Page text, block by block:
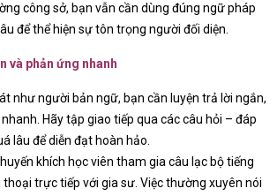
công sở, bạn vẫn cần dùng đúng ngữ pháp
để thể hiện sự tôn trọng người đối diện.
và phản ứng nhanh
như người bản ngữ, bạn cần luyện trả lời ngắn,
Hãy tập giao tiếp qua các câu hỏi – đáp
lâu để diễn đạt hoàn hảo.
khích học viên tham gia câu lạc bộ tiếng
thoại trực tiếp với gia sư. Việc thường xuyên nói